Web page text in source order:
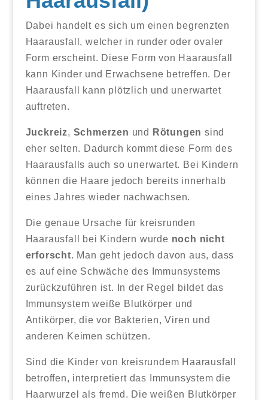
Dabei handelt es sich um einen begrenzten
Haarausfall, welcher in runder oder ovaler
Form erscheint. Diese Form von Haarausfall
kann Kinder und Erwachsene betreffen. Der
Haarausfall kann plötzlich und unerwartet
auftreten.
Juckreiz, Schmerzen und Rötungen sind
eher selten. Dadurch kommt diese Form des
Haarausfalls auch so unerwartet. Bei Kindern
können die Haare jedoch bereits innerhalb
eines Jahres wieder nachwachsen.
Die genaue Ursache für kreisrunden
Haarausfall bei Kindern wurde noch nicht
erforscht. Man geht jedoch davon aus, dass
es auf eine Schwäche des Immunsystems
zurückzuführen ist. In der Regel bildet das
Immunsystem weiße Blutkörper und
Antikörper, die vor Bakterien, Viren und
anderen Keimen schützen.
Sind die Kinder von kreisrundem Haarausfall
betroffen, interpretiert das Immunsystem die
Haarwurzel als fremd. Die weißen Blutkörper